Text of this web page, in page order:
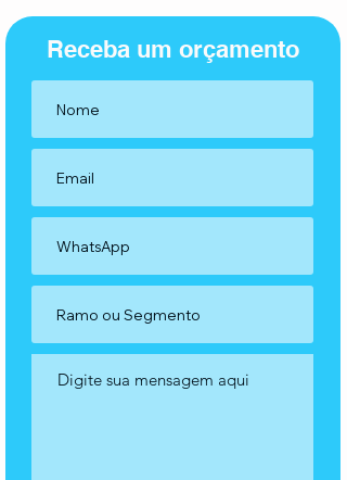
Receba um orçamento